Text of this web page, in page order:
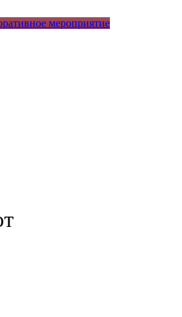
мероприятие